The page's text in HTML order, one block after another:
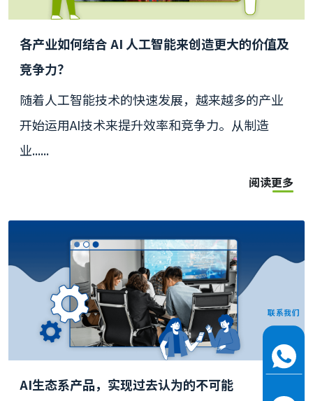
各产业如何结合 AI 人工智能来创造更大的价值及
竞争力？
随着人工智能技术的快速发展，越来越多的产业
开始运用AI技术来提升效率和竞争力。从制造
业......
阅读更多
AI生态系产品，实现过去认为的不可能
联系我们